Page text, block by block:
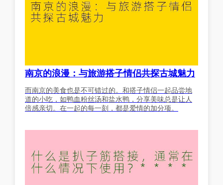
南京的浪漫：与旅游搭子情侣共探古城魅力
而南京的美食也是不可错过的。和搭子情侣一起品尝地
道的小吃，如鸭血粉丝汤和盐水鸭，分享美味总是让人
倍感亲切。在一起的每一刻，都是爱情的加分项。